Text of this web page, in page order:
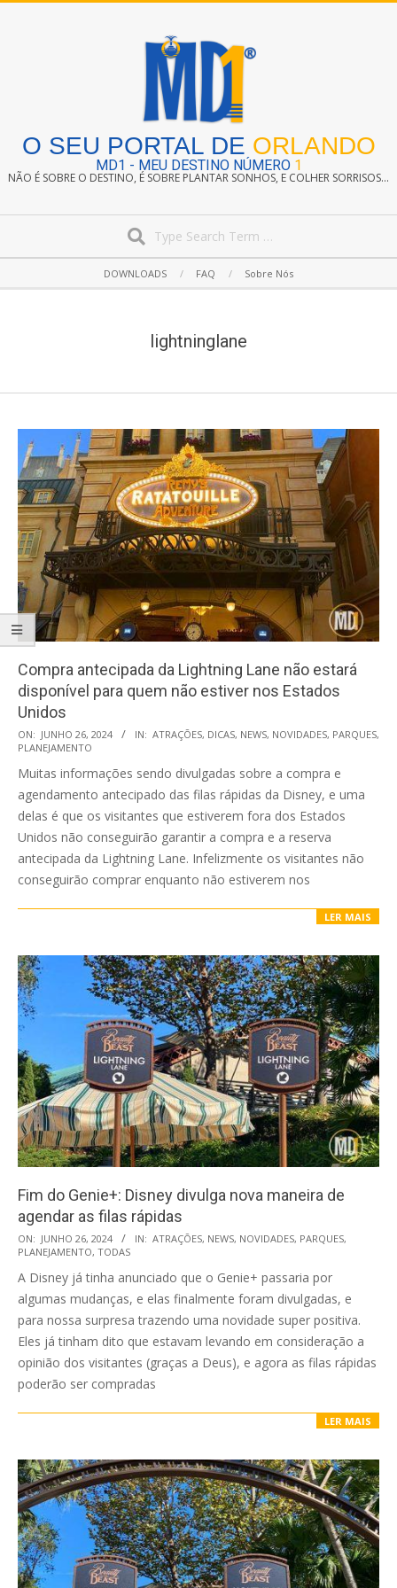
O SEU PORTAL DE ORLANDO
MD1 - MEU DESTINO NÚMERO 1
NÃO É SOBRE O DESTINO, É SOBRE PLANTAR SONHOS, E COLHER SORRISOS...
Navigation
DOWNLOADS FAQ Sobre Nós
lightninglane
Compra antecipada da Lightning Lane não estará
disponível para quem não estiver nos Estados
Unidos
2024-
06-
26
ON: JUNHO 26, 2024 IN: ATRAÇÕES, DICAS, NEWS, NOVIDADES, PARQUES,
PLANEJAMENTO
Muitas informações sendo divulgadas sobre a compra e
agendamento antecipado das filas rápidas da Disney, e uma
delas é que os visitantes que estiverem fora dos Estados
Unidos não conseguirão garantir a compra e a reserva
antecipada da Lightning Lane. Infelizmente os visitantes não
conseguirão comprar enquanto não estiverem nos
LER MAIS
Fim do Genie+: Disney divulga nova maneira de
agendar as filas rápidas
2024-
06-
26
ON: JUNHO 26, 2024 IN: ATRAÇÕES, NEWS, NOVIDADES, PARQUES,
PLANEJAMENTO, TODAS
A Disney já tinha anunciado que o Genie+ passaria por
algumas mudanças, e elas finalmente foram divulgadas, e
para nossa surpresa trazendo uma novidade super positiva.
Eles já tinham dito que estavam levando em consideração a
opinião dos visitantes (graças a Deus), e agora as filas rápidas
poderão ser compradas
LER MAIS